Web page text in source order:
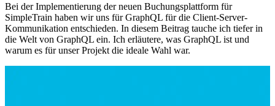
Bei der Implementierung der neuen Buchungsplattform für
SimpleTrain haben wir uns für GraphQL für die Client-Server-
Kommunikation entschieden. In diesem Beitrag tauche ich tiefer in
die Welt von GraphQL ein. Ich erläutere, was GraphQL ist und
warum es für unser Projekt die ideale Wahl war.